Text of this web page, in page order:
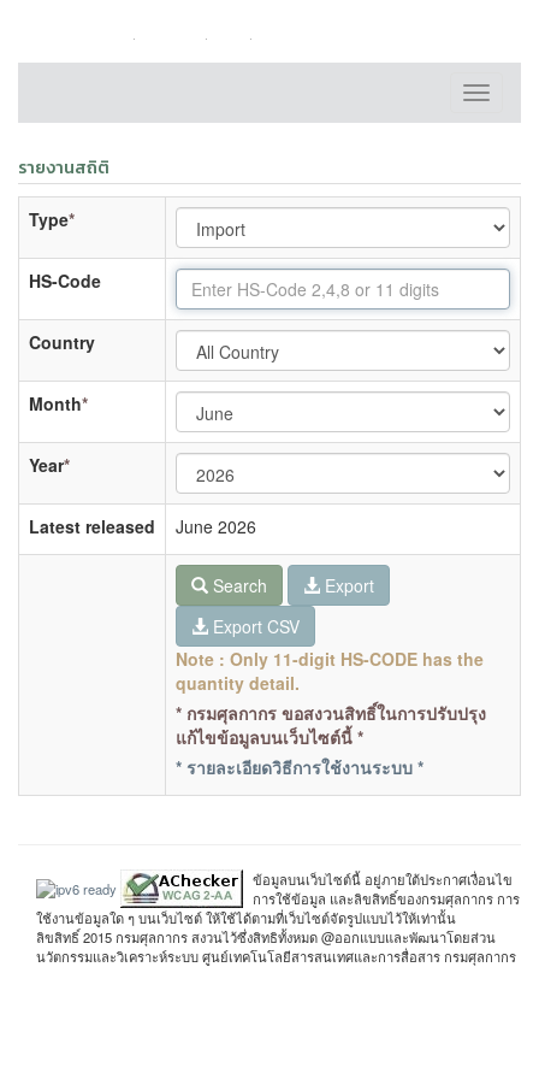
Toggle
รายงานสถิติ
Type*
HS-Code
Country
Month*
Year*
Latest released June 2026
Search
Export
Export CSV
Note : Only 11-digit HS-CODE has the
quantity detail.
* กรมศุลกากร ขอสงวนสิทธิ์ในการปรับปรุง
แก้ไขข้อมูลบนเว็บไซต์นี้ *
* รายละเอียดวิธีการใช้งานระบบ *
ข้อมูลบนเว็บไซต์นี้ อยู่ภายใต้ประกาศเงื่อนไข
การใช้ข้อมูล และลิขสิทธิ์ของกรมศุลกากร การ
ใช้งานข้อมูลใด ๆ บนเว็บไซต์ ให้ใช้ได้ตามที่เว็บไซต์จัดรูปแบบไว้ให้เท่านั้น
ลิขสิทธิ์ 2015 กรมศุลกากร สงวนไว้ซึ่งสิทธิทั้งหมด @ออกแบบและพัฒนาโดยส่วน
นวัตกรรมและวิเคราะห์ระบบ ศูนย์เทคโนโลยีสารสนเทศและการสื่อสาร กรมศุลกากร